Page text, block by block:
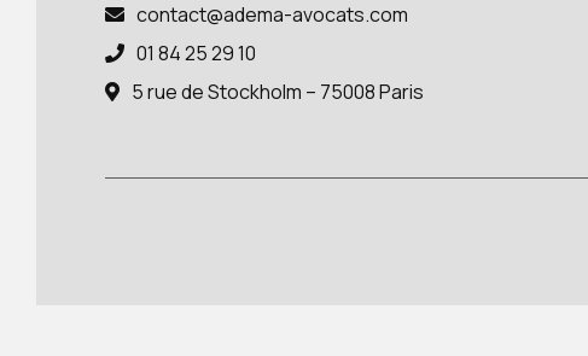
 contact@adema-avocats.com
 01 84 25 29 10
 5 rue de Stockholm – 75008 Paris